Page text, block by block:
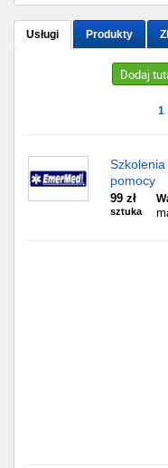
Usługi Produkty
Dodaj
1
pomocy
99 zł
sztuka
Katowice
Chorzów
Lublin